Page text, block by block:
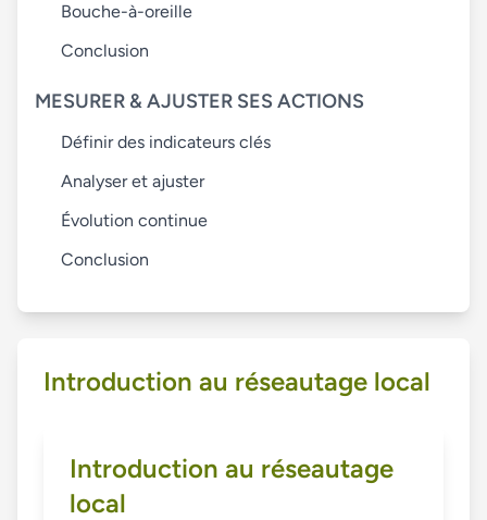
Bouche-à-oreille
Conclusion
MESURER & AJUSTER SES ACTIONS
Définir des indicateurs clés
Analyser et ajuster
Évolution continue
Conclusion
Introduction au réseautage local
Introduction au réseautage
local